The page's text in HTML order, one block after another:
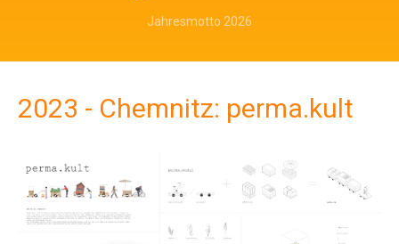
Jahresmotto 2026
2023 - Chemnitz: perma.kult